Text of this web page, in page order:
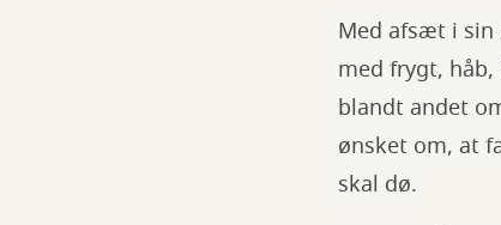
Med afsæt i sin
med frygt,
blandt andet
ønsket om, at
skal dø.